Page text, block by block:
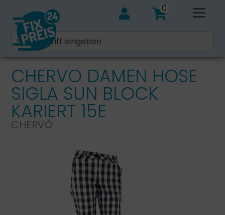
0
CHERVO DAMEN HOSE
SIGLA SUN BLOCK
KARIERT 15E
CHERVÒ